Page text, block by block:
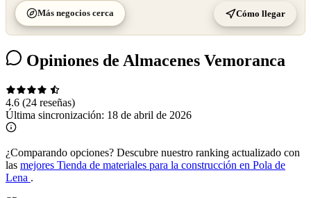
Más negocios cerca Cómo llegar
Opiniones de Almacenes Vemoranca
4.6 (24 reseñas)
Última sincronización: 18 de abril de 2026
¿Comparando opciones? Descubre nuestro ranking actualizado con
las mejores Tienda de materiales para la construcción en Pola de
Lena .